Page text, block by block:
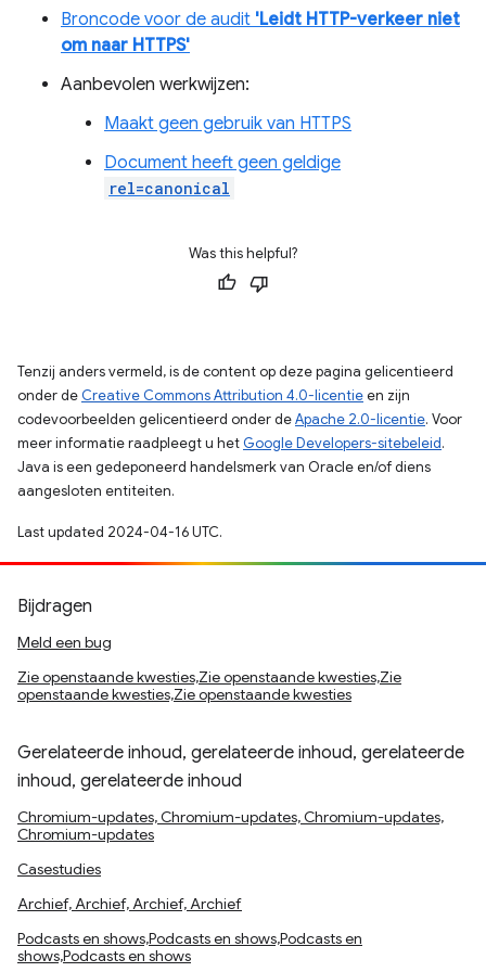
Broncode voor de audit 'Leidt HTTP-verkeer niet
om naar HTTPS'
Aanbevolen werkwijzen:
Maakt geen gebruik van HTTPS
Document heeft geen geldige
rel=canonical
Was this helpful?
Tenzij anders vermeld, is de content op deze pagina gelicentieerd
onder de Creative Commons Attribution 4.0-licentieen zijn
codevoorbeelden gelicentieerd onder deApache 2.0-licentie. Voor
meer informatie raadpleegt u het Google Developers-sitebeleid.
Java is een gedeponeerd handelsmerk van Oracle en/of diens
aangesloten entiteiten.
Last updated 2024-04-16 UTC.
Bijdragen
Meld een bug
Zie openstaande kwesties,Zie openstaande kwesties,Zie
openstaande kwesties,Zie openstaande kwesties
Gerelateerde inhoud, gerelateerde inhoud, gerelateerde
inhoud, gerelateerde inhoud
Chromium-updates, Chromium-updates, Chromium-updates,
Chromium-updates
Casestudies
Archief, Archief, Archief, Archief
Podcasts en shows,Podcasts en shows,Podcasts en
shows,Podcasts en shows